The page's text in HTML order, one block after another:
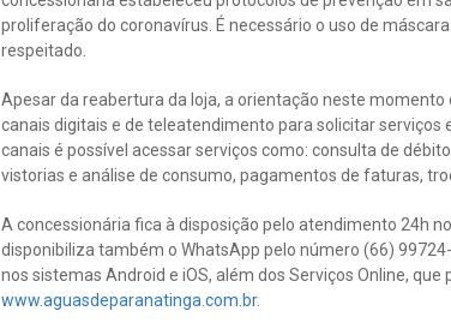
proliferação do coronavírus. É necessário o uso de
respeitado.
Apesar da reabertura da loja, a orientação neste
canais digitais e de teleatendimento para solicitar serviços
canais é possível acessar serviços como: consulta de
vistorias e análise de consumo, pagamentos de faturas,
A concessionária fica à disposição pelo atendimento 24h
disponibiliza também o WhatsApp pelo número (66)
nos sistemas Android e iOS, além dos Serviços Online,
www.aguasdeparanatinga.com.br.